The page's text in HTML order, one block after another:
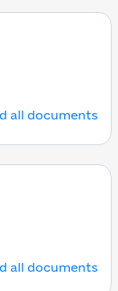
all documents
all documents